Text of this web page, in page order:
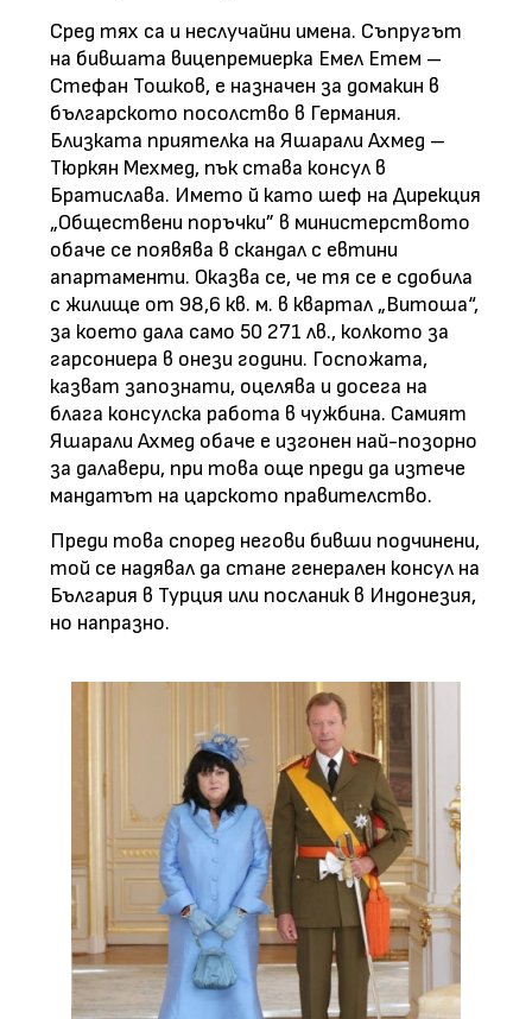
Сред тях са и неслучайни имена. Съпругът
на бившата вицепремиерка Емел Етем –
Стефан Тошков, е назначен за домакин в
българското посолство в Германия.
Близката приятелка на Яшарали Ахмед –
Тюркян Мехмед, пък става консул в
Братислава. Името й като шеф на Дирекция
„Обществени поръчки” в министерството
обаче се появява в скандал с евтини
апартаменти. Оказва се, че тя се е сдобила
с жилище от 98,6 кв. м. в квартал „Витоша“,
за което дала само 50 271 лв., колкото за
гарсониера в онези години. Госпожата,
казват запознати, оцелява и досега на
блага консулска работа в чужбина. Самият
Яшарали Ахмед обаче е изгонен най-позорно
за далавери, при това още преди да изтече
мандатът на царското правителство.
Преди това според негови бивши подчинени,
той се надявал да стане генерален консул на
България в Турция или посланик в Индонезия,
но напразно.